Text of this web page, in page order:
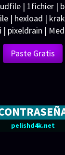
| 1fichier |
| hexload |
| pixeldrain |
Paste Gratis
pelishd4k.net